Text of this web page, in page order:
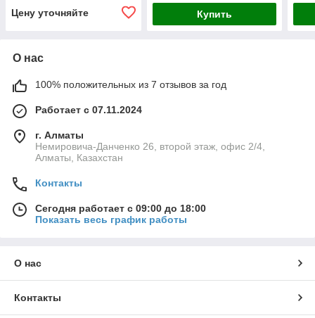
Цену уточняйте Купить
О нас
100% положительных из 7 отзывов за год
Работает с 07.11.2024
г. Алматы
Немировича-Данченко 26, второй этаж, офис 2/4,
Алматы, Казахстан
Контакты
Сегодня работает с 09:00 до 18:00
Показать весь график работы
О нас
Контакты